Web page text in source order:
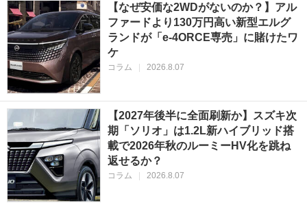
【なぜ安価な2WDがないのか？】アル
ファードより130万円高い新型エルグ
ランドが「e-4ORCE専売」に賭けたワ
ケ
コラム | 2026.8.07
【2027年後半に全面刷新か】スズキ次
期「ソリオ」は1.2L新ハイブリッド搭
載で2026年秋のルーミーHV化を跳ね
返せるか？
コラム | 2026.8.07